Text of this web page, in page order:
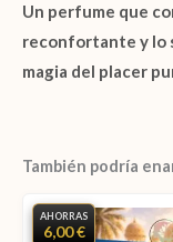
Un perfume que
reconfortante y lo
magia del placer
También podría
AHORRAS
6,00 €